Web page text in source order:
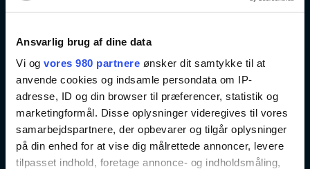
Ansvarlig brug af dine data
Vi og vores 980 partnere ønsker dit samtykke til at
anvende cookies og indsamle persondata om IP-
adresse, ID og din browser til præferencer, statistik og
marketingformål. Disse oplysninger videregives til vores
samarbejdspartnere, der opbevarer og tilgår oplysninger
på din enhed for at vise dig målrettede annoncer, levere
tilpasset indhold, foretage annonce- og indholdsmåling,
besøge det officielle event
website:
Kontakt os Event website